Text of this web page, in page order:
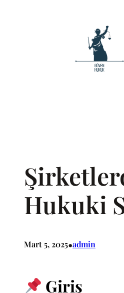
Hukuki
Mart 5, 2025•admin
Giriş